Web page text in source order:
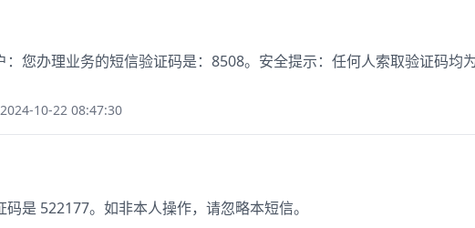
：您办理业务的短信验证码是：8508。安全提示：任何人索取验证码均
10-22 08:47:30
码是 522177。如非本人操作，请忽略本短信。